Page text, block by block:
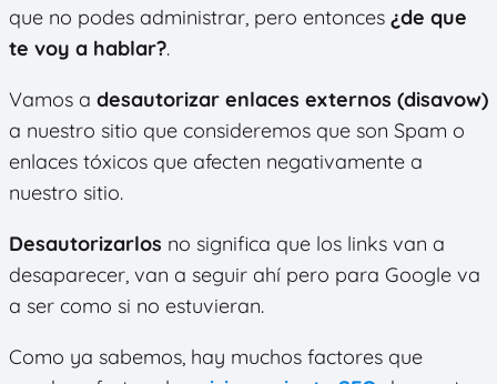
que no podes administrar, pero entonces ¿de que
te voy a hablar?.
Vamos a desautorizar enlaces externos (disavow)
a nuestro sitio que consideremos que son Spam o
enlaces tóxicos que afecten negativamente a
nuestro sitio.
Desautorizarlos no significa que los links van a
desaparecer, van a seguir ahí pero para Google va
a ser como si no estuvieran.
Como ya sabemos, hay muchos factores que